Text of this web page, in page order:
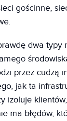
gościnne,
dwa typy
przez cudzą
jak ta
izoluje
ma błędów,